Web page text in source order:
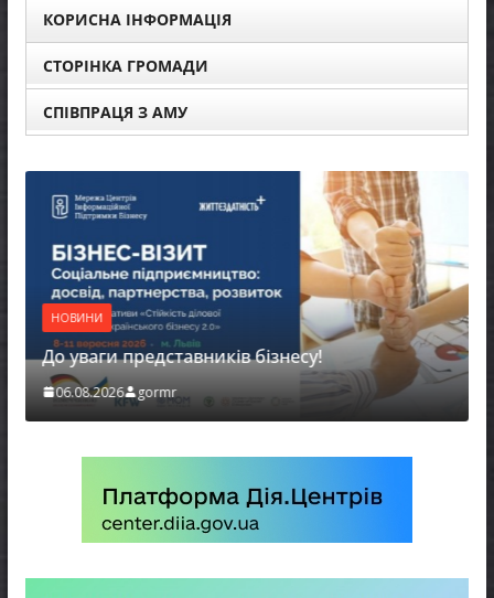
КОРИСНА ІНФОРМАЦІЯ
СТОРІНКА ГРОМАДИ
СПІВПРАЦЯ З АМУ
НОВИНИ
До уваги представників бізнесу!
06.08.2026 gormr